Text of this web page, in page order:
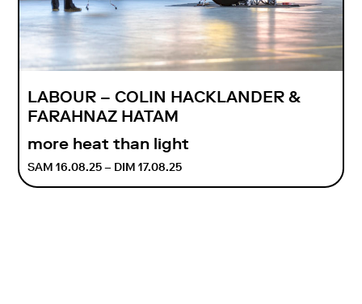
LABOUR – COLIN HACKLANDER &
FARAHNAZ HATAM
more heat than light
SAM 16.08.25 – DIM 17.08.25